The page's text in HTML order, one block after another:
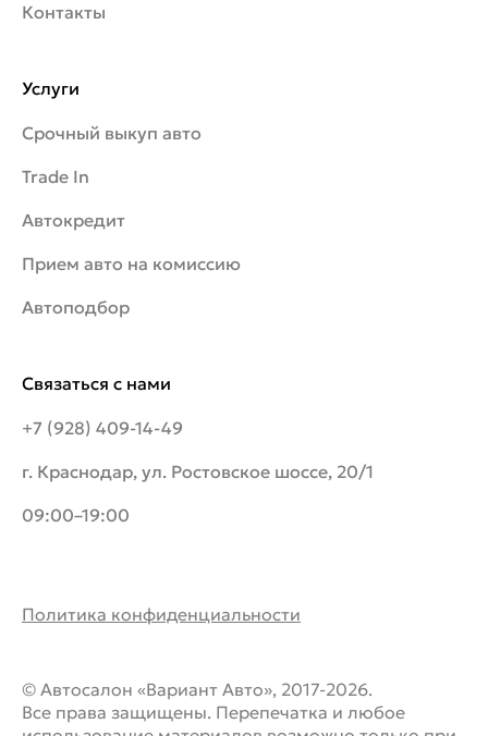
Контакты
Связаться с нами
+7 (928) 409-14-49
г. Краснодар, ул. Ростовское шоссе, 20/1
09:00–19:00
Услуги
Срочный выкуп авто
Trade In
Автокредит
Прием авто на комиссию
Автоподбор
Политика конфиденциальности
© Автосалон «Вариант Авто», 2017-2026.
Все права защищены. Перепечатка и любое